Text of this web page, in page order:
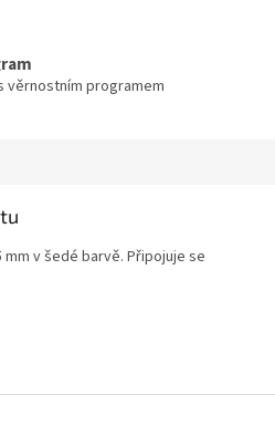
věrnostním programem
mm v šedé barvě. Připojuje se